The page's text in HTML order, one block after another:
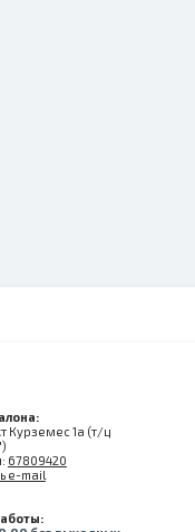
Курземес 1а (т/ц
67809420
e-mail